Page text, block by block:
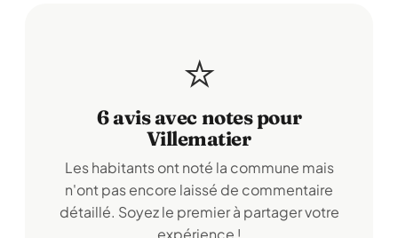
⭐
6 avis avec notes pour
Villematier
Les habitants ont noté la commune mais
n'ont pas encore laissé de commentaire
détaillé. Soyez le premier à partager votre
expérience !